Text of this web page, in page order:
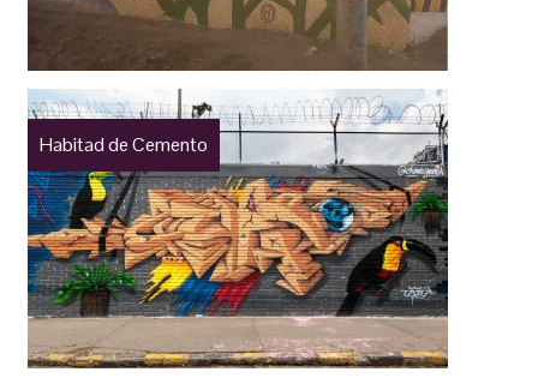
Habitad de Cemento